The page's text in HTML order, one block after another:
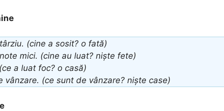
(cine a sosit? o fată)
mici. (cine au luat? niște fete)
a luat foc? o casă)
vânzare. (ce sunt de vânzare? niște case)